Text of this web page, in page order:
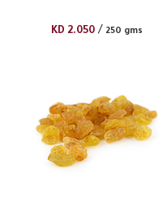
KD 2.050 / 250 gms